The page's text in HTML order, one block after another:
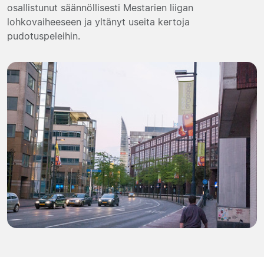
osallistunut säännöllisesti Mestarien liigan
lohkovaiheeseen ja yltänyt useita kertoja
pudotuspeleihin.